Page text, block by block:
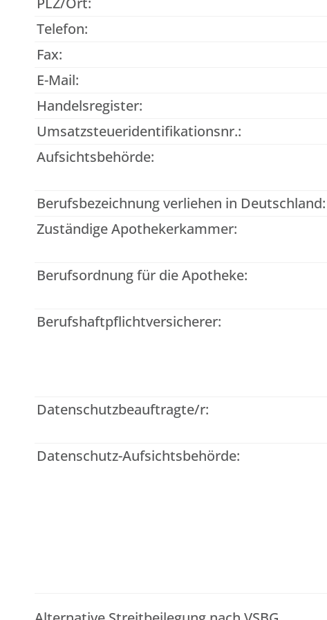
Telefon:
Fax:
E-Mail:
Handelsregister:
Umsatzsteueridentifikationsnr.:
Aufsichtsbehörde:
Berufsbezeichnung verliehen in Deutschland:
Zuständige Apothekerkammer:
Berufsordnung für die Apotheke:
Berufshaftpflichtversicherer:
Datenschutzbeauftragte/r:
Datenschutz-Aufsichtsbehörde: